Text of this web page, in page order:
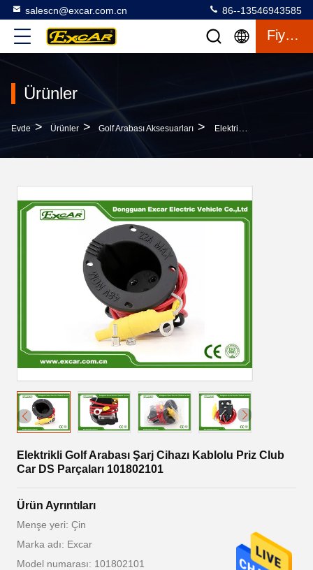
salescn@excar.com.cn 86--13546943585
Fiyat Teklifi
Ürünler
Evde > Ürünler > Golf Arabası Aksesuarları > Elektrikli Golf Arabası Şarj Cihazı Kablolu Priz Club Car DS Parçaları 101802101
Elektrikli Golf Arabası Şarj Cihazı Kablolu Priz Club
Car DS Parçaları 101802101
Ürün Ayrıntıları
Menşe yeri: Çin
Marka adı: Excar
Model numarası: 101802101